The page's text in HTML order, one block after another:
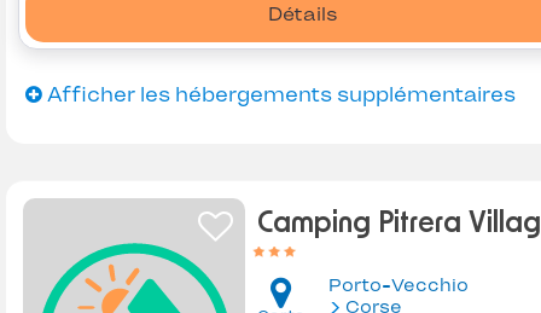
Détails
Afficher les hébergements supplémentaires
Camping Pitrera
Porto-Vecchio
Corse